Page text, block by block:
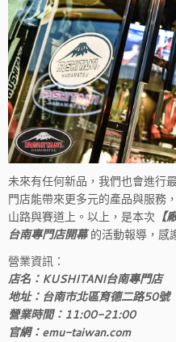
未來有任何新品，我們也會進行
門店能帶來更多元的產品與服務
山路與賽道上。以上，是本次
台南專門店開幕的活動報導，感
營業資訊：
店名：KUSHITANI台南專門店
地址： 台南市北區育德二路50號
營業時間：11:00-21:00
官網：emu-taiwan.com